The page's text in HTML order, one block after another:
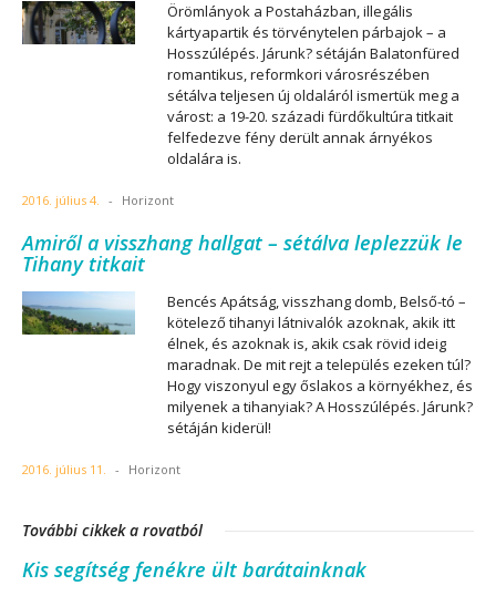
Örömlányok a Postaházban, illegális
kártyapartik és törvénytelen párbajok – a
Hosszúlépés. Járunk? sétáján Balatonfüred
romantikus, reformkori városrészében
sétálva teljesen új oldaláról ismertük meg a
várost: a 19-20. századi fürdőkultúra titkait
felfedezve fény derült annak árnyékos
oldalára is.
2016. július 4. - Horizont
Amiről a visszhang hallgat – sétálva leplezzük le
Tihany titkait
Bencés Apátság, visszhang domb, Belső-tó –
kötelező tihanyi látnivalók azoknak, akik itt
élnek, és azoknak is, akik csak rövid ideig
maradnak. De mit rejt a település ezeken túl?
Hogy viszonyul egy őslakos a környékhez, és
milyenek a tihanyiak? A Hosszúlépés. Járunk?
sétáján kiderül!
2016. július 11. - Horizont
További cikkek a rovatból
Kis segítség fenékre ült barátainknak